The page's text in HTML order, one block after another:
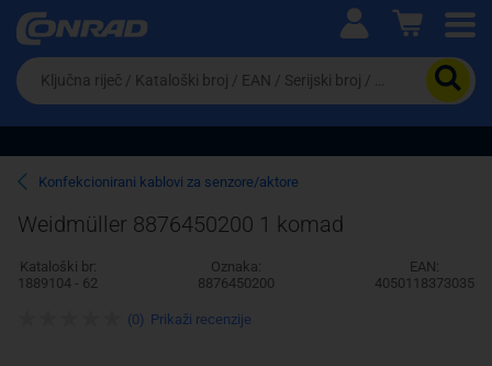
Ova postavka prilagođava asortiman proizvoda i
cijene vašim potrebama.
Pravno lice
Da
biste
potražili
proizvod,
unesite
ključnu
riječ,
kataloški
broj,
EAN
ili
Konfekcionirani kablovi za senzore/aktore
Weidmüller 8876450200 1 komad
Kataloški br:
1889104 - 62
Oznaka:
8876450200
EAN:
4050118373035
(0) Prikaži recenzije